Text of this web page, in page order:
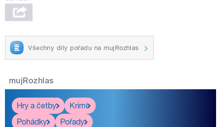
Všechny díly pořadu na mujRozhlas
mujRozhlas
Hry a četby
Krimi
Pohádky
Pořady